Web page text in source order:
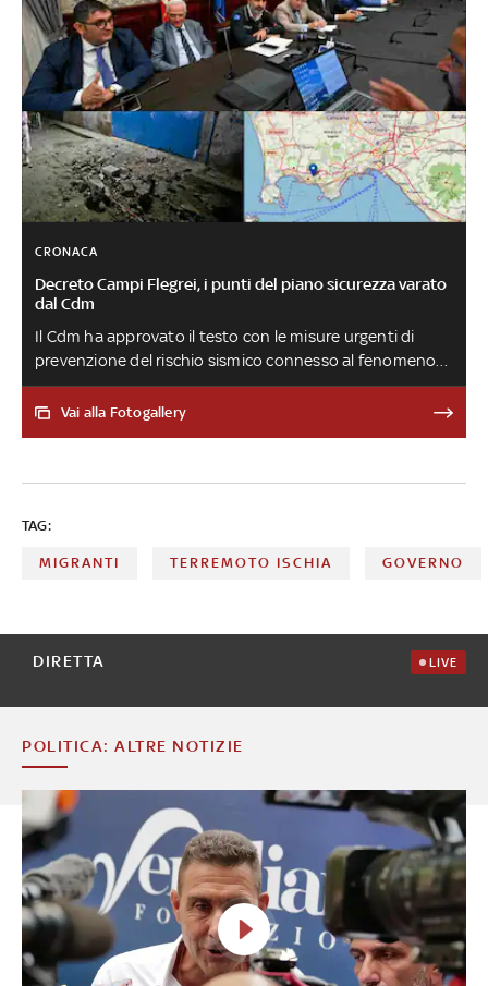
CRONACA
Decreto Campi Flegrei, i punti del piano sicurezza varato
dal Cdm
Il Cdm ha approvato il testo con le misure urgenti di
prevenzione del rischio sismico connesso al fenomeno
bradisismico nell'area campana. Si va dalla verifica delle
criticità per infrastrutture e servizi essenziali al piano di
evacuazione degli ospedali
Vai alla Fotogallery
TAG:
MIGRANTI TERREMOTO ISCHIA GOVERNO
DIRETTA LIVE
POLITICA: ALTRE NOTIZIE